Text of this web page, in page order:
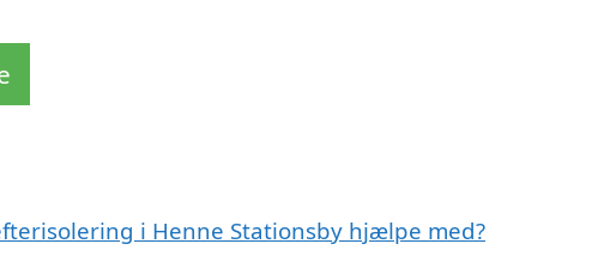
i Henne Stationsby hjælpe med?